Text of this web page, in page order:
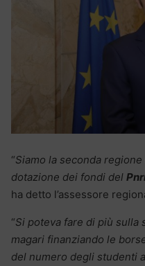
“Siamo la seconda
dotazione dei fondi del
ha detto l’assessore
“Si poteva fare di più sulla
magari finanziando le
del numero degli studenti